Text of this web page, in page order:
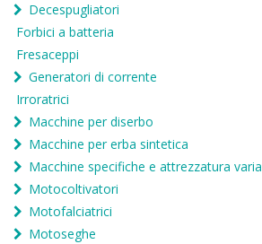
Decespugliatori
Forbici a batteria
Fresaceppi
Generatori di corrente
Irroratrici
Macchine per diserbo
Macchine per erba sintetica
Macchine specifiche e attrezzatura varia
Motocoltivatori
Motofalciatrici
Motoseghe